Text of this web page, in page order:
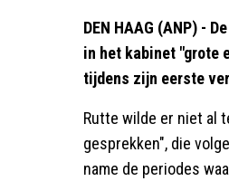
DEN HAAG (ANP) -
in het kabinet "grote
tijdens zijn eerste
Rutte wilde er niet al
gesprekken", die
name de periodes